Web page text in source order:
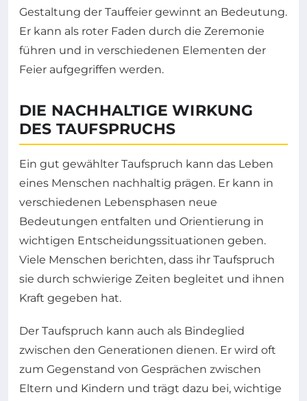
Gestaltung der Tauffeier gewinnt an Bedeutung.
Er kann als roter Faden durch die Zeremonie
führen und in verschiedenen Elementen der
Feier aufgegriffen werden.
DIE NACHHALTIGE WIRKUNG
DES TAUFSPRUCHS
Ein gut gewählter Taufspruch kann das Leben
eines Menschen nachhaltig prägen. Er kann in
verschiedenen Lebensphasen neue
Bedeutungen entfalten und Orientierung in
wichtigen Entscheidungssituationen geben.
Viele Menschen berichten, dass ihr Taufspruch
sie durch schwierige Zeiten begleitet und ihnen
Kraft gegeben hat.
Der Taufspruch kann auch als Bindeglied
zwischen den Generationen dienen. Er wird oft
zum Gegenstand von Gesprächen zwischen
Eltern und Kindern und trägt dazu bei, wichtige